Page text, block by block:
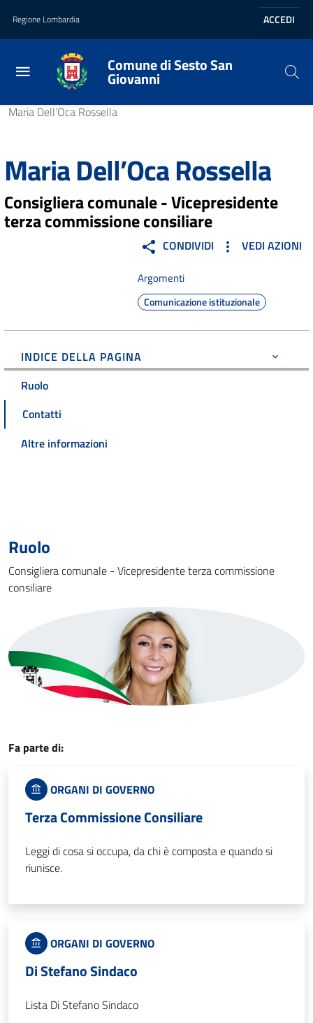
Vai al contenuto principale
Vai al footer
Regione Lombardia ACCEDI
Comune di Sesto San
Giovanni
Amministrazione
Maria Dell’Oca Rossella
Maria Dell’Oca Rossella
Consigliera comunale - Vicepresidente
terza commissione consiliare
CONDIVIDI VEDI AZIONI
Argomenti
Comunicazione istituzionale
INDICE DELLA PAGINA
Ruolo
Contatti
Altre informazioni
Ruolo
Consigliera comunale - Vicepresidente terza commissione
consiliare
Fa parte di:
ORGANI DI GOVERNO
Terza Commissione Consiliare
Leggi di cosa si occupa, da chi è composta e quando si
riunisce.
ORGANI DI GOVERNO
Di Stefano Sindaco
Lista Di Stefano Sindaco